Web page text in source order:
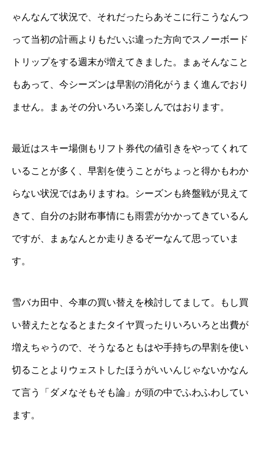
ゃんなんて状況で、それだったらあそこに行こうなんつ
って当初の計画よりもだいぶ違った方向でスノーボード
トリップをする週末が増えてきました。まぁそんなこと
もあって、今シーズンは早割の消化がうまく進んでおり
ません。まぁその分いろいろ楽しんではおります。
最近はスキー場側もリフト券代の値引きをやってくれて
いることが多く、早割を使うことがちょっと得かもわか
らない状況ではありますね。シーズンも終盤戦が見えて
きて、自分のお財布事情にも雨雲がかかってきているん
ですが、まぁなんとか走りきるぞーなんて思っていま
す。
雪バカ田中、今車の買い替えを検討してまして。もし買
い替えたとなるとまたタイヤ買ったりいろいろと出費が
増えちゃうので、そうなるともはや手持ちの早割を使い
切ることよりウェストしたほうがいいんじゃないかなん
て言う「ダメなそもそも論」が頭の中でふわふわしてい
ます。